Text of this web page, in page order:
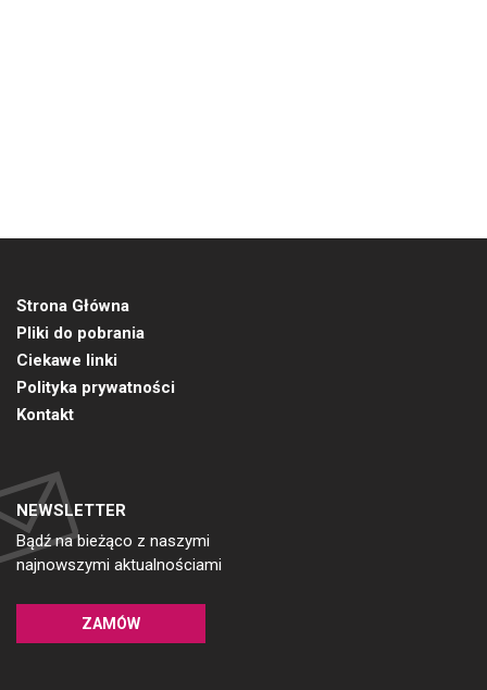
Strona Główna
Pliki do pobrania
Ciekawe linki
Polityka prywatności
Kontakt
NEWSLETTER
Bądź na bieżąco z naszymi
najnowszymi aktualnościami
ZAMÓW